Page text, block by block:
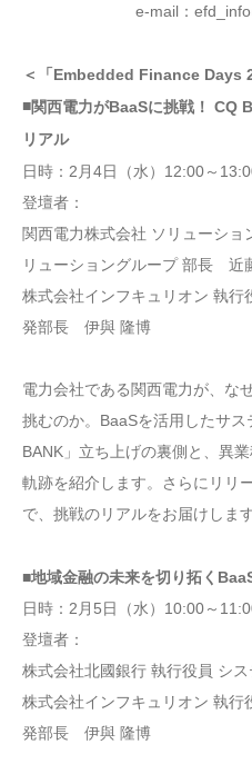
e-mail：
＜「Embedded Finance Days
■関西電力がBaaSに挑戦！ CQ
リアル
日時：2月4日（水）12:00～
登壇者：
関西電力株式会社 ソリューショ
リューショングループ 部長 近
株式会社インフキュリオン 執
発部長 伊與 隆博
電力会社である関西電力が、な
挑むのか。BaaSを活用したサ
BANK」立ち上げの裏側と、異
軌跡を紹介します。さらにリリ
で、挑戦のリアルをお届けします
■地域金融の未来を切り拓く
日時：2月5日（水）10:00～
登壇者：
株式会社北國銀行 執行役員 シ
株式会社インフキュリオン 執
発部長 伊與 隆博